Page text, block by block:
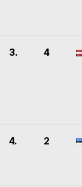
3. 4
4. 2